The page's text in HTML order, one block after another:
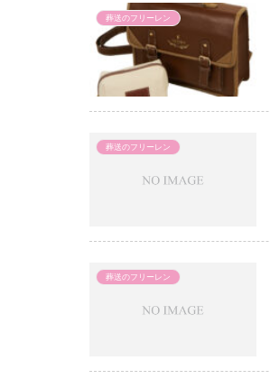
葬送のフリーレン
葬送のフリーレン
葬送のフリーレン